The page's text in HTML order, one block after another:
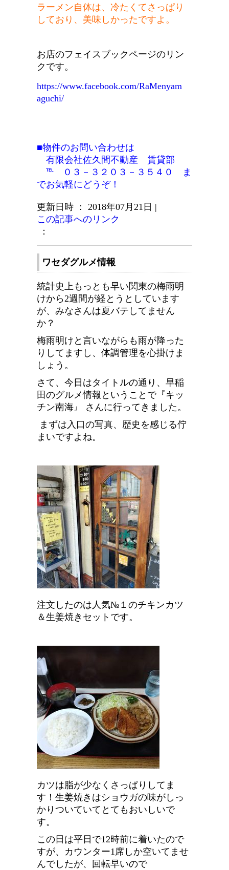
ラーメン自体は、冷たくてさっぱり
しており、美味しかったですよ。
お店のフェイスブックページのリン
クです。
https://www.facebook.com/RaMenyam
aguchi/
■物件のお問い合わせは
有限会社佐久間不動産 賃貸部
℡ ０３－３２０３－３５４０ ま
でお気軽にどうぞ！
更新日時 ： 2018年07月21日 |
この記事へのリンク
：
ワセダグルメ情報
統計史上もっとも早い関東の梅雨明
けから2週間が経とうとしています
が、みなさんは夏バテしてません
か？
梅雨明けと言いながらも雨が降った
りしてますし、体調管理を心掛けま
しょう。
さて、今日はタイトルの通り、早稲
田のグルメ情報ということで『キッ
チン南海』 さんに行ってきました。
まずは入口の写真、歴史を感じる佇
まいですよね。
注文したのは 人気№１のチキンカツ
＆生姜焼きセット です。
カツは脂が少なくさっぱりしてま
す！生姜焼きはショウガの味がしっ
かりついていてとてもおいしいで
す。
この日は平日で12時前に着いたので
すが、カウンター1席しか空いてませ
んでしたが、回転早いので